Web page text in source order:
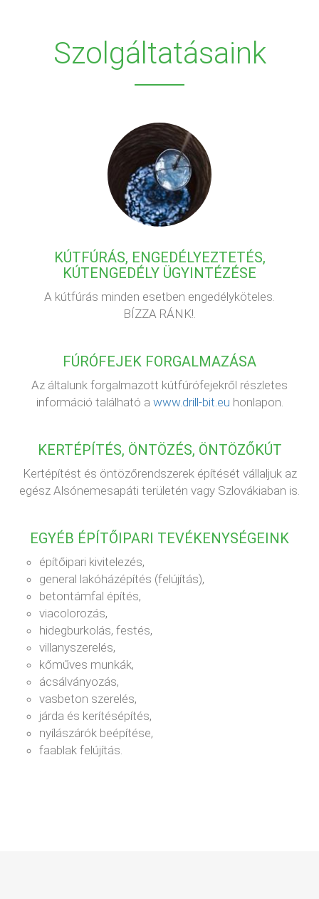
Szolgáltatásaink
KÚTFÚRÁS, ENGEDÉLYEZTETÉS,
KÚTENGEDÉLY ÜGYINTÉZÉSE
A kútfúrás minden esetben engedélyköteles.
BÍZZA RÁNK!.
FÚRÓFEJEK FORGALMAZÁSA
Az általunk forgalmazott kútfúrófejekről részletes
információ található a www.drill-bit.eu honlapon.
KERTÉPÍTÉS, ÖNTÖZÉS, ÖNTÖZŐKÚT
Kertépítést és öntözőrendszerek építését vállaljuk az
egész Alsónemesapáti területén vagy Szlovákiaban is.
EGYÉB ÉPÍTŐIPARI TEVÉKENYSÉGEINK
építőipari kivitelezés,
general lakóházépítés (felújítás),
betontámfal építés,
viacolorozás,
hidegburkolás, festés,
villanyszerelés,
kőműves munkák,
ácsálványozás,
vasbeton szerelés,
járda és kerítésépítés,
nyílászárók beépítése,
faablak felújítás.